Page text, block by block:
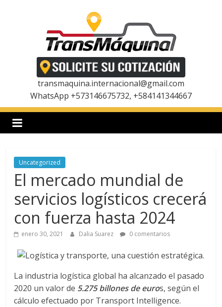
a
s
m
a
q
u
transmaquina.internacional@gmail.com
WhatsApp +573146675732, +584141344667
Uncategorized
El mercado mundial de
servicios logísticos crecerá
con fuerza hasta 2024
enero 30, 2021 Dalia Suarez 0 comentarios
La industria logística global ha alcanzado el pasado
2020 un valor de 5.275 billones de euros, según el
cálculo efectuado por Transport Intelligence.